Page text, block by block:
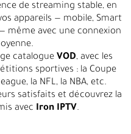
de streaming stable, en
appareils — mobile, Smart
même avec une connexion
catalogue VOD, avec les
sportives : la Coupe
la NFL, la NBA, etc.
satisfaits et découvrez la
avec Iron IPTV.